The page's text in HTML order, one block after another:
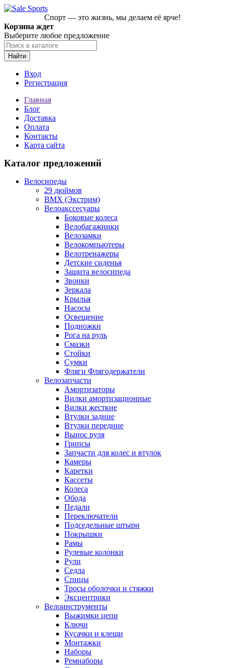
Спорт — это жизнь, мы делаем её ярче!
Корзина ждет
Выберите любое предложение
Найти
Вход
Регистрация
Главная
Блог
Доставка
Оплата
Контакты
Карта сайта
Каталог предложений
Велосипеды
29 дюймов
BMX (Экстрим)
Велоакссесуары
Боковые колеса
Велобагажники
Велозамки
Велокомпьютеры
Велотренажеры
Детские сиденья
Защита велосипеда
Звонки
Зеркала
Крылья
Насосы
Освещение
Подножки
Рога на руль
Смазки
Стойки
Сумки
Фляги Флягодержатели
Велозапчасти
Амортизаторы
Вилки амортизационные
Вилки жесткие
Втулки задние
Втулки передние
Вынос руля
Грипсы
Запчасти для колес и втулок
Камеры
Каретки
Кассеты
Колеса
Обода
Педали
Переключатели
Подседельные штыри
Покрышки
Рамы
Рулевые колонки
Рули
Седла
Спицы
Тросы оболочки и стяжки
Эксцентрики
Велоинструменты
Выжимки цепи
Ключи
Кусачки и клещи
Монтажки
Наборы
Ремнаборы